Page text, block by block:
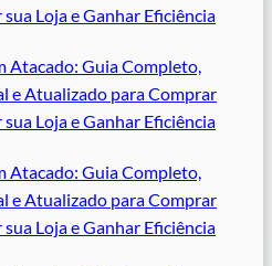
Loja e Ganhar Eficiência
Atacado: Guia Completo,
e Atualizado para Comprar
Loja e Ganhar Eficiência
Atacado: Guia Completo,
e Atualizado para Comprar
Loja e Ganhar Eficiência